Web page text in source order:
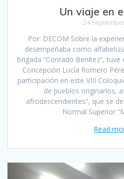
Un viaje en
24
Por: DECOM Sobre la
desempeñaba como
Brigada “Conrado Benítez”,
Concepción Lucía Romero
participación en este VIII
de pueblos originarios,
afrodescendientes”, que se
Normal Superior
Read